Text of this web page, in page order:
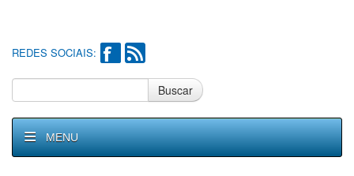
REDES SOCIAIS:
Buscar
MENU